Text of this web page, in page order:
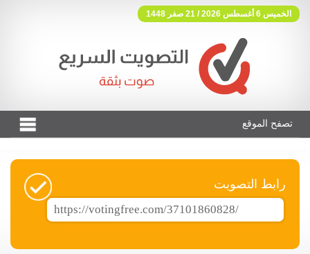
الخميس 6 أغسطس 2026 / 21 صفر 1448
فوتنج فري موقع تصويت مجاني
تصفح الموقع
رابط التصويت